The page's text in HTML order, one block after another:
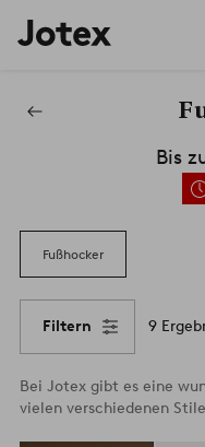
Jotex-
Logo
Startseite
Bis
Fußhocker
Filtern 9
Bei Jotex gibt es eine
vielen verschiedenen